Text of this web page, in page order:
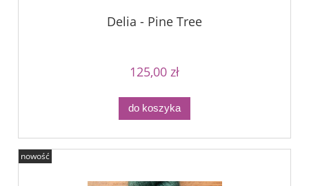
Delia - Pine Tree
125,00 zł
do koszyka
nowość